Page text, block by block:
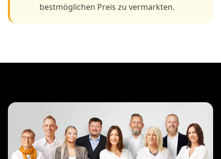
bestmöglichen Preis zu vermarkten.